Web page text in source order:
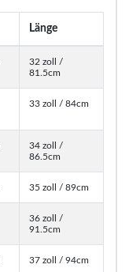
Länge
32 zoll /
81.5cm
33 zoll / 84cm
34 zoll /
86.5cm
35 zoll / 89cm
36 zoll /
91.5cm
37 zoll / 94cm